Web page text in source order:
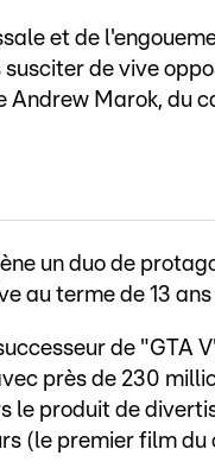
et de
de vive
Marok, du
un duo de
au terme de 13
de "GTA
près de 230
le produit de
(le premier film du